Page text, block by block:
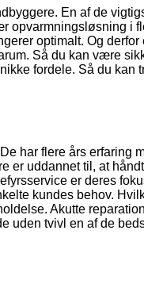
En af de
opvarmningsløsning i
optimalt. Og derfor
Så du kan være
fordele. Så du kan
har flere års erfaring
er uddannet til, at
er deres
kundes behov.
Akutte
uden tvivl en af de